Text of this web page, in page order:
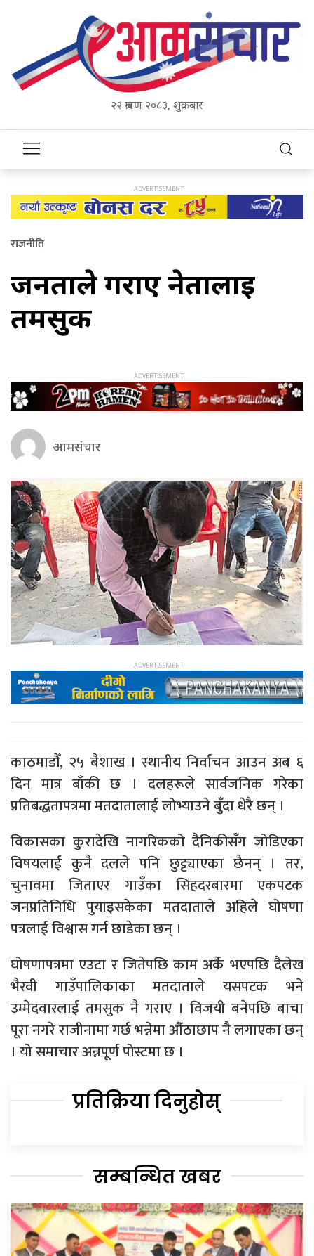
२२ श्रावण २०८३, शुक्रबार
राजनीति
जनताले गराए नेतालाई
तमसुक
आमसंचार
काठमाडौँ, २५ बैशाख । स्थानीय निर्वाचन आउन अब ६
दिन मात्र बाँकी छ । दलहरूले सार्वजनिक गरेका
प्रतिबद्धतापत्रमा मतदातालाई लोभ्याउने बुँदा धेरै छन् ।
विकासका कुरादेखि नागरिकको दैनिकीसँग जोडिएका
विषयलाई कुनै दलले पनि छुट्ट्याएका छैनन् । तर,
चुनावमा जिताएर गाउँका सिंहदरबारमा एकपटक
जनप्रतिनिधि पुयाइसकेका मतदाताले अहिले घोषणा
पत्रलाई विश्वास गर्न छाडेका छन् ।
घोषणापत्रमा एउटा र जितेपछि काम अर्कै भएपछि दैलेख
भैरवी गाउँपालिकाका मतदाताले यसपटक भने
उम्मेदवारलाई तमसुक नै गराए । विजयी बनेपछि बाचा
पूरा नगरे राजीनामा गर्छ भन्नेमा औँठाछाप नै लगाएका छन्
। यो समाचार अन्नपूर्ण पोस्टमा छ ।
प्रतिक्रिया दिनुहोस्
सम्बन्धित खबर